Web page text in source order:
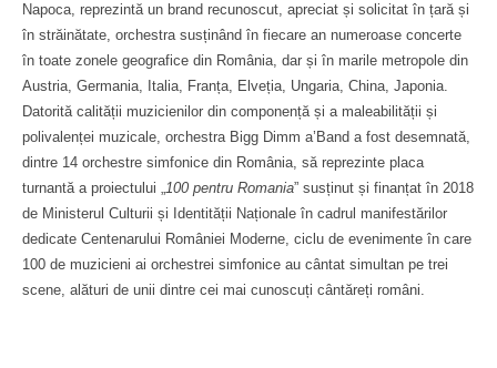
Napoca, reprezintă un brand recunoscut, apreciat și solicitat în țară și
în străinătate, orchestra susținând în fiecare an numeroase concerte
în toate zonele geografice din România, dar și în marile metropole din
Austria, Germania, Italia, Franța, Elveția, Ungaria, China, Japonia.
Datorită calității muzicienilor din componență și a maleabilității și
polivalenței muzicale, orchestra Bigg Dimm a’Band a fost desemnată,
dintre 14 orchestre simfonice din România, să reprezinte placa
turnantă a proiectului „100 pentru Romania” susținut și finanțat în 2018
de Ministerul Culturii și Identității Naționale în cadrul manifestărilor
dedicate Centenarului României Moderne, ciclu de evenimente în care
100 de muzicieni ai orchestrei simfonice au cântat simultan pe trei
scene, alături de unii dintre cei mai cunoscuți cântăreți români.